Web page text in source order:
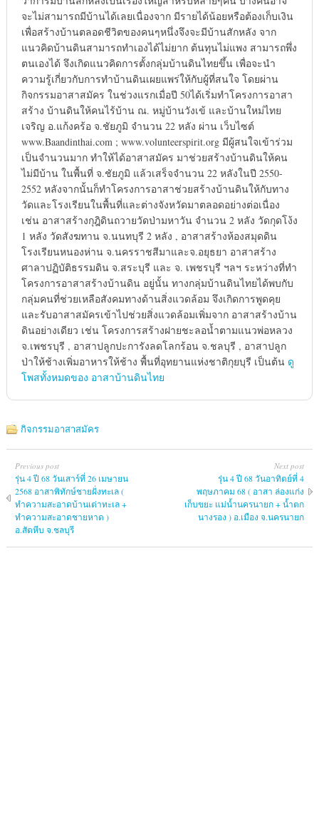
จะไม่สามารถมีบ้านได้เลยเนื่องจาก มีรายได้น้อยหรือต้องเก็บเงิน
เพื่อสร้างบ้านตลอดชีวิตของคนๆหนึ่งจึงจะมีบ้านสักหลัง จาก
แนวคิดบ้านดินสามารถทำเองได้ไม่ยาก ต้นทุนไม่แพง สามารถพึ่ง
ตนเองได้ จึงเกิดแนวคิดการตั้งกลุ่มบ้านดินไทยขึ้น เพื่อจะนำ
ความรู้เกี่ยวกับการทำบ้านดินเผยแพร่ให้กับผู้ที่สนใจ โดยผ่าน
กิจกรรมอาสาสมัคร ในช่วงแรกเมื่อปี 50ได้เริ่มทำโครงการอาสา
สร้าง บ้านดินให้คนไร้บ้าน ณ. หมู่บ้านวังเข้ และบ้านใหม่ไทย
เจริญ อ.แก้งคร้อ จ.ชัยภูมิ จำนวน 22 หลัง ผ่าน เว็บไซต์
www.Baandinthai.com ; www.volunteerspirit.org มีผู้สนใจเข้าร่วม
เป็นจำนวนมาก ทำให้ได้อาสาสมัคร มาช่วยสร้างบ้านดินให้คน
ไม่มีบ้าน ในพื้นที่ จ.ชัยภูมิ แล้วเสร็จจำนวน 22 หลังในปี 2550-
2552 หลังจากนั้นก็ทำโครงการอาสาช่วยสร้างบ้านดินให้กับทาง
วัดและโรงเรียนในพื้นที่และต่างจังหวัดมาตลอดอย่างต่อเนื่อง
เช่น อาสาสร้างกุฎิดินถวายวัดป่ามหาวัน จำนวน 2 หลัง วัดกุดโง้ง
1 หลัง วัดสังฆทาน จ.นนทบุรี 2 หลัง , อาสาสร้างห้องสมุดดิน
โรงเรียนหนองห่าน จ.นครราชสีมาและจ.อยุธยา อาสาสร้าง
ศาลาปฏิบัติธรรมดิน จ.สระบุรี และ จ. เพชรบุรี ฯลฯ ระหว่างที่ทำ
โครงการอาสาสร้างบ้านดิน อยู่นั้น ทางกลุ่มบ้านดินไทยได้พบกับ
กลุ่มคนที่ช่วยเหลือสังคมทางด้านสิ่งแวดล้อม จึงเกิดการพูดคุย
และรับอาสาสมัครเข้าไปช่วยสิ่งแวดล้อมเพิ่มจาก อาสาสร้างบ้าน
ดินอย่างเดียว เช่น โครงการสร้างฝายชะลอน้ำตามแนวพ่อหลวง
จ.เพชรบุรี , อาสาปลูกปะการังลดโลกร้อน จ.ชลบุรี , อาสาปลูก
ป่าให้ช้างเพิ่มอาหารให้ช้าง พื้นที่อุทยานแห่งชาติกุยบุรี เป็นต้น ดู
โพสทั้งหมดของ อาสาบ้านดินไทย
กิจกรรมอาสาสมัคร
Previous post
รุ่น 4 ปี 68 วันเสาร์ที่ 26 เมษายน
2568 อาสาพิทักษ์ชายฝั่งทะเล (
ทำความสะอาดบ้านเต่าทะเล +
ทำความสะอาดชายหาด )
อ.สัตหีบ จ.ชลบุรี
Next post
รุ่น 4 ปี 68 วันอาทิตย์ที่ 4
พฤษภาคม 68 ( อาสา ล่องแก่ง
เก็บขยะ แม่น้ำนครนายก + น้ำตก
นางรอง ) อ.เมือง จ.นครนายก